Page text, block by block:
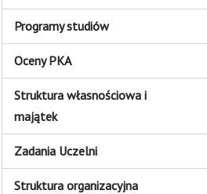
Programy studiów
Oceny PKA
Struktura własnościowa i
majątek
Zadania Uczelni
Struktura organizacyjna